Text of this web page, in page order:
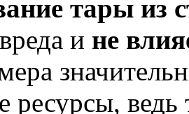
тары из
и не
ресурсы, ведь